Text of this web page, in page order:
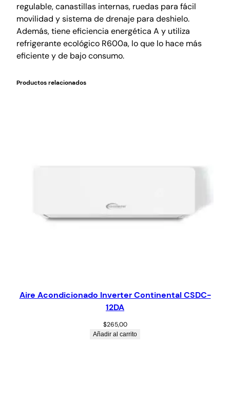
regulable, canastillas internas, ruedas para fácil
movilidad y sistema de drenaje para deshielo.
Además, tiene eficiencia energética A y utiliza
refrigerante ecológico R600a, lo que lo hace más
eficiente y de bajo consumo.
Productos relacionados
Aire Acondicionado Inverter Continental CSDC-
12DA
$265,00
Añadir al carrito